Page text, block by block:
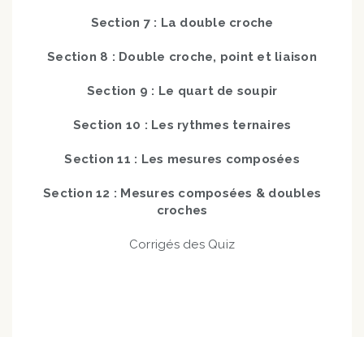
Section 7 : La double croche
Section 8 : Double croche, point et liaison
Section 9 : Le quart de soupir
Section 10 : Les rythmes ternaires
Section 11 : Les mesures composées
Section 12 : Mesures composées & doubles
croches
Corrigés des Quiz